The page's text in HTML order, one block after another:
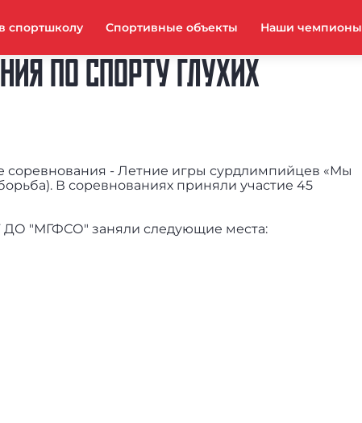
спортшколу Спортивные объекты Наши чемпионы
ПО СПОРТУ ГЛУХИХ
- Летние игры сурдлимпийцев «Мы
В соревнованиях приняли участие 45
"МГФСО" заняли следующие места: